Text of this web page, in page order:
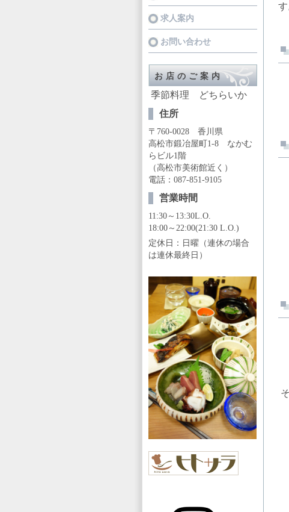
求人案内
お問い合わせ
お店のご案内
季節料理 どちらいか
住所
〒760-0028 香川県
高松市鍛冶屋町1-8 なかむ
らビル1階
（高松市美術館近く）
電話：087-851-9105
営業時間
11:30～13:30L.O.
18:00～22:00(21:30 L.O.)
定休日：日曜（連休の場合
は連休最終日）